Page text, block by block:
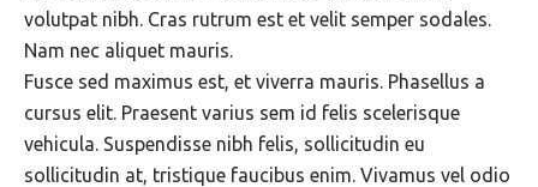
volutpat nibh. Cras rutrum est et velit semper sodales.
Nam nec aliquet mauris.
Fusce sed maximus est, et viverra mauris. Phasellus a
cursus elit. Praesent varius sem id felis scelerisque
vehicula. Suspendisse nibh felis, sollicitudin eu
sollicitudin at, tristique faucibus enim. Vivamus vel odio